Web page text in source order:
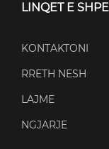
LINQET E
KONTAKTONI
RRETH NESH
LAJME
NGJARJE